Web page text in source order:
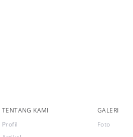
TENTANG KAMI
Profil
GALERI
Foto